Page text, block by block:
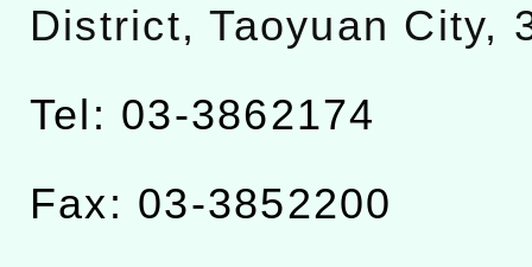
District, Taoyuan City,
Tel: 03-3862174
Fax: 03-3852200